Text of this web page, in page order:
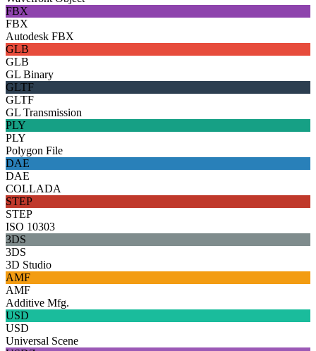
FBX
FBX
Autodesk FBX
GLB
GLB
GL Binary
GLTF
GLTF
GL Transmission
PLY
PLY
Polygon File
DAE
DAE
COLLADA
STEP
STEP
ISO 10303
3DS
3DS
3D Studio
AMF
AMF
Additive Mfg.
USD
USD
Universal Scene